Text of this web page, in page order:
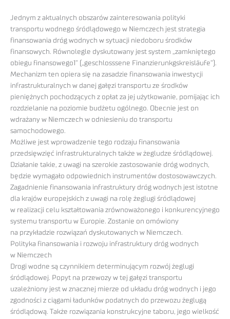
Jednym z aktualnych obszarów zainteresowania polityki
transportu wodnego śródlądowego w Niemczech jest strategia
finansowania dróg wodnych w sytuacji niedoboru środków
finansowych. Równolegle dyskutowany jest system „zamkniętego
obiegu finansowego1” („geschlosssene Finanzierunkgskreisläufe”).
Mechanizm ten opiera się na zasadzie finansowania inwestycji
infrastrukturalnych w danej gałęzi transportu ze środków
pieniężnych pochodzących z opłat za jej użytkowanie, pomijając ich
rozdzielanie na poziomie budżetu ogólnego. Obecnie jest on
wdrażany w Niemczech w odniesieniu do transportu
samochodowego.
Możliwe jest wprowadzenie tego rodzaju finansowania
przedsięwzięć infrastrukturalnych także w żegludze śródlądowej.
Działanie takie, z uwagi na szerokie zastosowanie dróg wodnych,
będzie wymagało odpowiednich instrumentów dostosowawczych.
Zagadnienie finansowania infrastruktury dróg wodnych jest istotne
dla krajów europejskich z uwagi na rolę żeglugi śródlądowej
w realizacji celu kształtowania zrównoważonego i konkurencyjnego
systemu transportu w Europie. Zostanie on omówiony
na przykładzie rozwiązań dyskutowanych w Niemczech.
Polityka finansowania i rozwoju infrastruktury dróg wodnych
w Niemczech
Drogi wodne są czynnikiem determinującym rozwój żeglugi
śródlądowej. Popyt na przewozy w tej gałęzi transportu
uzależniony jest w znacznej mierze od układu dróg wodnych i jego
zgodności z ciągami ładunków podatnych do przewozu żeglugą
śródlądową. Także rozwiązania konstrukcyjne taboru, jego wielkość